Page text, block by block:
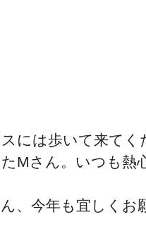
には歩いて来て
たMさん。いつも熱
、今年も宜しくお